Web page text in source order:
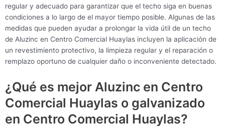
regular y adecuado para garantizar que el techo siga en buenas
condiciones a lo largo de el mayor tiempo posible. Algunas de las
medidas que pueden ayudar a prolongar la vida útil de un techo
de Aluzinc en Centro Comercial Huaylas incluyen la aplicación de
un revestimiento protectivo, la limpieza regular y el reparación o
remplazo oportuno de cualquier daño o inconveniente detectado.
¿Qué es mejor Aluzinc en Centro
Comercial Huaylas o galvanizado
en Centro Comercial Huaylas?